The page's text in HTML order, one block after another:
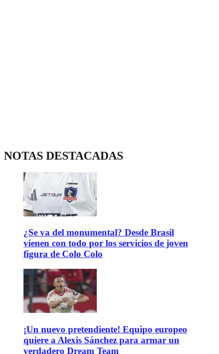
NOTAS DESTACADAS
¿Se va del monumental? Desde Brasil
vienen con todo por los servicios de joven
figura de Colo Colo
¡Un nuevo pretendiente! Equipo europeo
quiere a Alexis Sánchez para armar un
verdadero Dream Team